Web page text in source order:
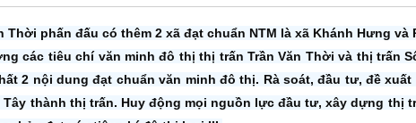
Thời phấn đấu có thêm 2 xã đạt chuẩn NTM là xã Khánh Hưng
các tiêu chí văn minh đô thị thị trấn Trần Văn Thời và thị trấn
2 nội dung đạt chuẩn văn minh đô thị. Rà soát, đầu tư, đề
thành thị trấn. Huy động mọi nguồn lực đầu tư, xây dựng thị